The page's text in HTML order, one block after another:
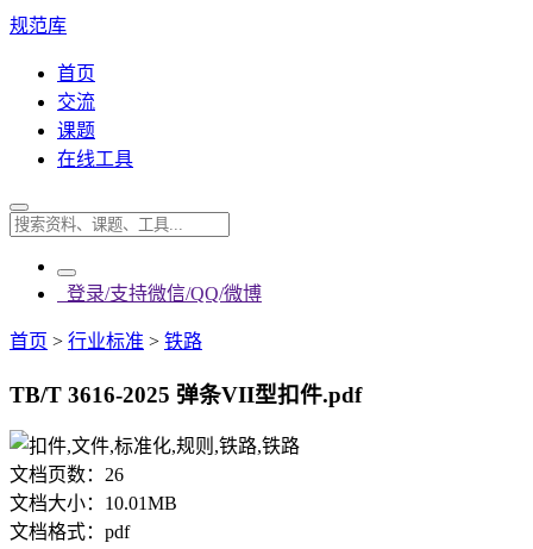
规范库
首页
交流
课题
在线工具
登录/支持微信/QQ/微博
首页 > 行业标准 > 铁路
TB/T 3616-2025 弹条VII型扣件.pdf
文档页数： 26
文档大小： 10.01MB
文档格式： pdf